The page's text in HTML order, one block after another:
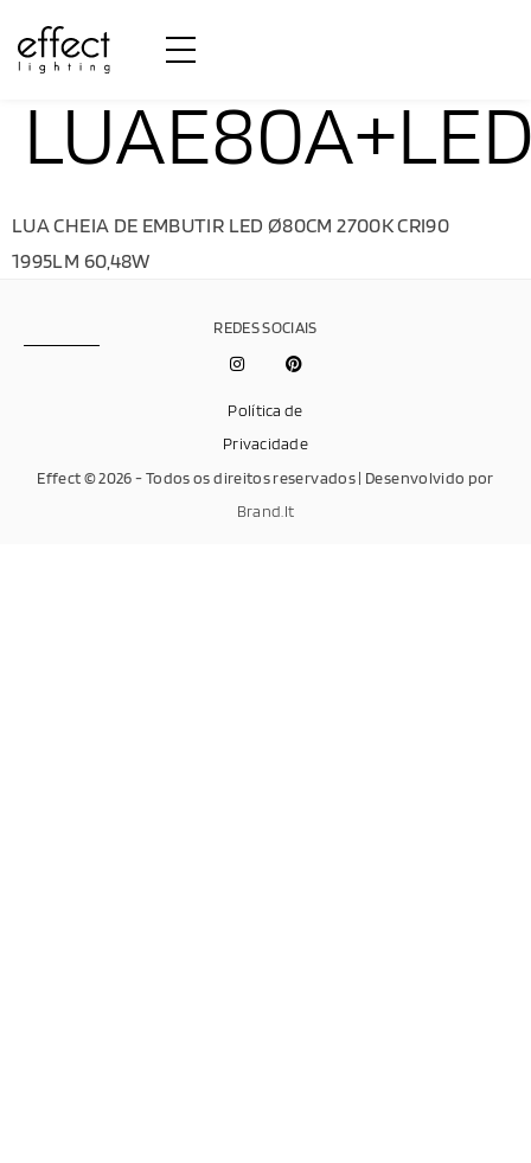
LUA CHEIA DE EMBUTIR LED Ø80CM 2700K CRI90
1995LM 60,48W
Effect © 2026 - Todos os direitos reservados | Desenvolvido por
Brand.It
Política de
Privacidade
REDES SOCIAIS